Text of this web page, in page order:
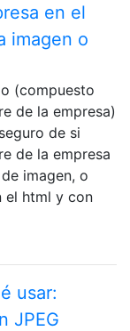
en el
imagen o
(compuesto
de la empresa)
de si
de la empresa
imagen, o
el html y con
usar:
JPEG